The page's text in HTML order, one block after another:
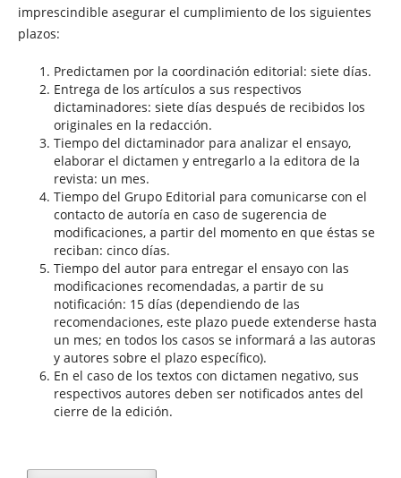
imprescindible asegurar el cumplimiento de los siguientes
plazos:
Predictamen por la coordinación editorial: siete días.
Entrega de los artículos a sus respectivos
dictaminadores: siete días después de recibidos los
originales en la redacción.
Tiempo del dictaminador para analizar el ensayo,
elaborar el dictamen y entregarlo a la editora de la
revista: un mes.
Tiempo del Grupo Editorial para comunicarse con el
contacto de autoría en caso de sugerencia de
modificaciones, a partir del momento en que éstas se
reciban: cinco días.
Tiempo del autor para entregar el ensayo con las
modificaciones recomendadas, a partir de su
notificación: 15 días (dependiendo de las
recomendaciones, este plazo puede extenderse hasta
un mes; en todos los casos se informará a las autoras
y autores sobre el plazo específico).
En el caso de los textos con dictamen negativo, sus
respectivos autores deben ser notificados antes del
cierre de la edición.